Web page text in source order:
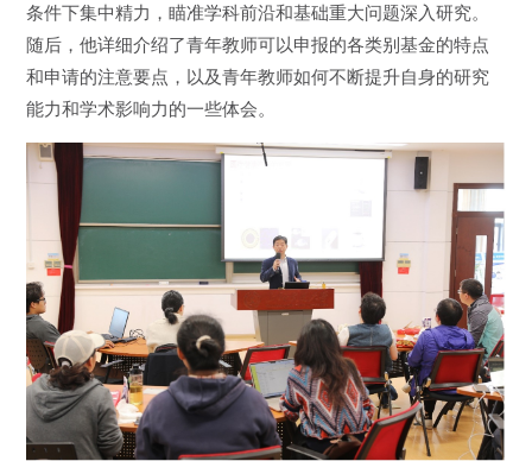
条件下集中精力，瞄准学科前沿和基础重大问题深入研究。
随后，他详细介绍了青年教师可以申报的各类别基金的特点
和申请的注意要点，以及青年教师如何不断提升自身的研究
能力和学术影响力的一些体会。